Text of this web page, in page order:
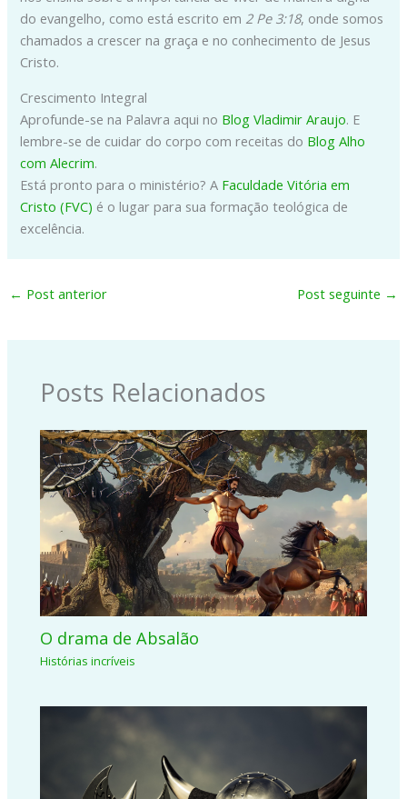
do evangelho, como está escrito em 2 Pe 3:18, onde somos
chamados a crescer na graça e no conhecimento de Jesus
Cristo.
Crescimento Integral
Aprofunde-se na Palavra aqui no Blog Vladimir Araujo. E
lembre-se de cuidar do corpo com receitas do Blog Alho
com Alecrim.
Está pronto para o ministério? A Faculdade Vitória em
Cristo (FVC) é o lugar para sua formação teológica de
excelência.
← Post anterior Post seguinte →
Posts Relacionados
O drama de Absalão
Histórias incríveis